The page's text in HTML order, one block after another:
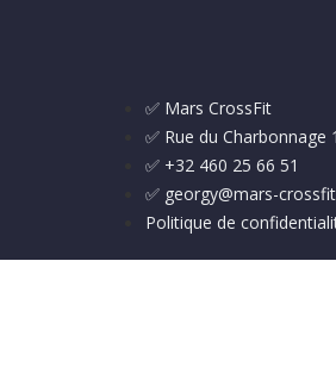
✅ Mars CrossFit
✅ Rue du Charbonnage
✅ +32 460 25 66 51
✅ georgy@mars-
Politique de